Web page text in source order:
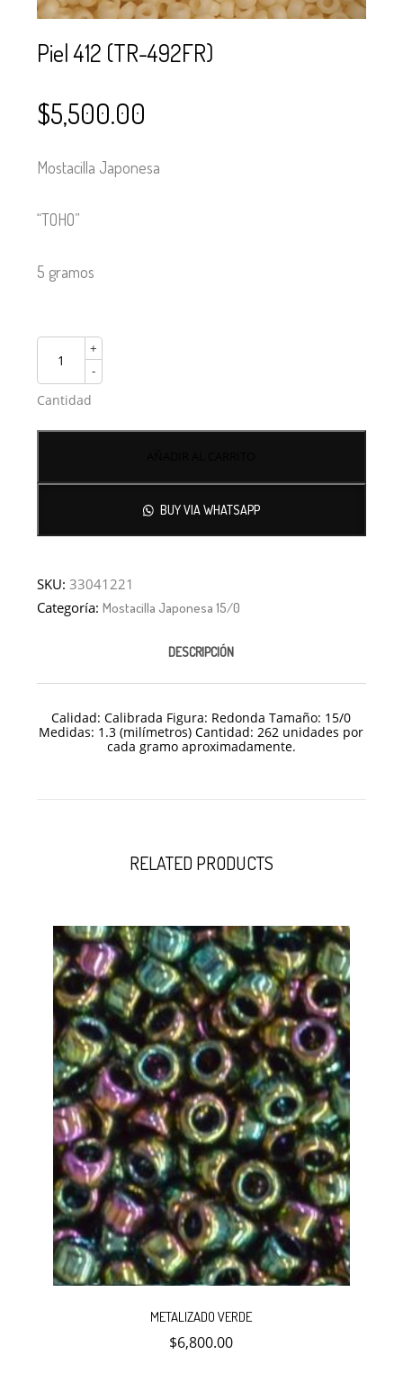
Piel 412 (TR-492FR)
$5,500.00
Mostacilla Japonesa
“TOHO”
5 gramos
+
-
Cantidad
BUY VIA WHATSAPP
SKU:33041221
Categoría:Mostacilla Japonesa 15/0
DESCRIPCIÓN
Calidad: Calibrada Figura: Redonda Tamaño: 15/0
Medidas: 1.3 (milímetros) Cantidad: 262 unidades por
cada gramo aproximadamente.
RELATED PRODUCTS
METALIZADO VERDE
$6,800.00